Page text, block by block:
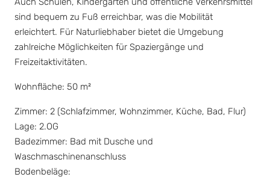
sind bequem zu Fuß erreichbar, was die Mobilität
erleichtert. Für Naturliebhaber bietet die Umgebung
zahlreiche Möglichkeiten für Spaziergänge und
Freizeitaktivitäten.
Wohnfläche: 50 m²
Zimmer: 2 (Schlafzimmer, Wohnzimmer, Küche, Bad, Flur)
Lage: 2.OG
Badezimmer: Bad mit Dusche und
Waschmaschinenanschluss
Bodenbeläge: